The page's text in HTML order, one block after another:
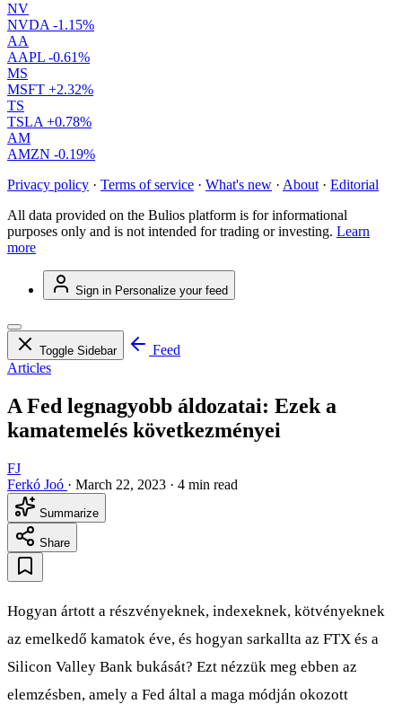
NV
NVDA -1.15%
AA
AAPL -0.61%
MS
MSFT +2.32%
TS
TSLA +0.78%
AM
AMZN -0.19%
Privacy policy · Terms of service · What's new · About · Editorial
All data provided on the Bulios platform is for informational
purposes only and is not intended for trading or investing. Learn
more
Sign in Personalize your feed
Toggle Sidebar
Feed
Articles
A Fed legnagyobb áldozatai: Ezek a
kamatemelés következményei
FJ
Ferkó Joó · March 22, 2023 · 4 min read
Summarize
Share
Hogyan ártott a részvényeknek, indexeknek, kötvényeknek
az emelkedő kamatok éve, és hogyan sarkallta az FTX és a
Silicon Valley Bank bukását? Ezt nézzük meg ebben az
elemzésben, amely a Fed által a maga módján okozott